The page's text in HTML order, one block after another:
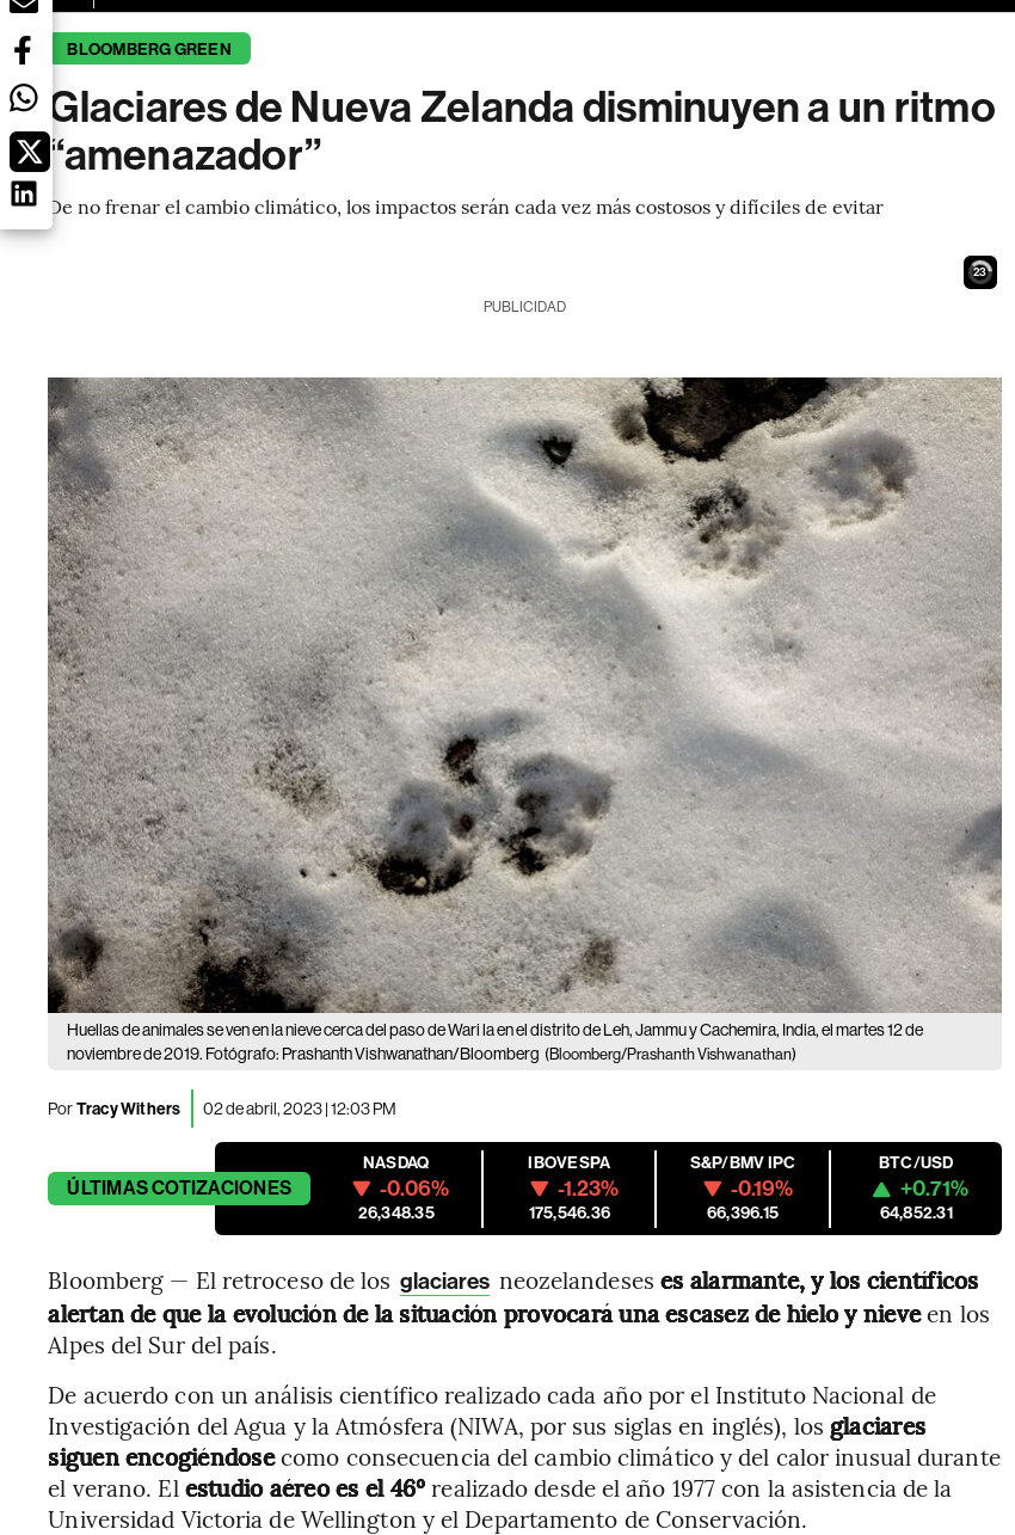
BLOOMBERG GREEN
Glaciares de Nueva Zelanda disminuyen a un ritmo
“amenazador”
De no frenar el cambio climático, los impactos serán cada vez más costosos y difíciles de evitar
21
PUBLICIDAD
Huellas de animales se ven en la nieve cerca del paso de Wari la en el distrito de Leh, Jammu y Cachemira, India, el martes 12 de
noviembre de 2019. Fotógrafo: Prashanth Vishwanathan/Bloomberg (Bloomberg/Prashanth Vishwanathan)
PorTracy Withers 02 de abril, 2023 | 12:03 PM
ÚLTIMASCOTIZACIONES
NASDAQ
-0.06%
26,348.35
IBOVESPA
-1.23%
175,546.36
S&P/BMV IPC
-0.19%
66,396.15
BTC/USD
+0.71%
64,852.31
Bloomberg — El retroceso de los glaciares neozelandeses es alarmante, y los científicos
alertan de que la evolución de la situación provocará una escasez de hielo y nieveen los
Alpes del Sur del país.
De acuerdo con un análisis científico realizado cada año por el Instituto Nacional de
Investigación del Agua y la Atmósfera (NIWA, por sus siglas en inglés), los glaciares
siguen encogiéndosecomo consecuencia del cambio climático y del calor inusual durante
el verano. El estudio aéreo es el 46ºrealizado desde el año 1977 con la asistencia de la
Universidad Victoria de Wellington y el Departamento de Conservación.